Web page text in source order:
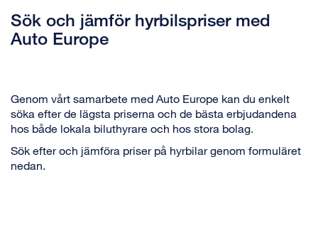
Sök och jämför hyrbilspriser med
Auto Europe
Genom vårt samarbete med Auto Europe kan du enkelt
söka efter de lägsta priserna och de bästa erbjudandena
hos både lokala biluthyrare och hos stora bolag.
Sök efter och jämföra priser på hyrbilar genom formuläret
nedan.